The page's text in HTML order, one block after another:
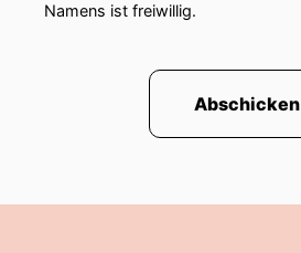
Namens ist freiwillig.
Abschicken